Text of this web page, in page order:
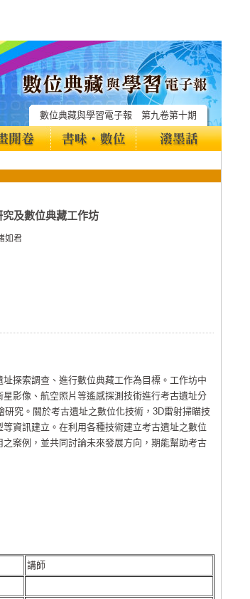
數位典藏與學習電子報 第九卷第十期
及數位典藏工作坊
如君
探索調查、進行數位典藏工作為目標。工作坊中
影像、航空照片等遙感探測技術進行考古遺址分
究。關於考古遺址之數位化技術，3D雷射掃瞄技
資訊建立。在利用各種技術建立考古遺址之數位
案例，並共同討論未來發展方向，期能幫助考古
講師